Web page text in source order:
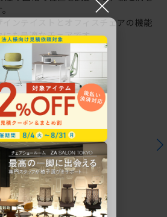
ンテイストとオフィスチェアの機能
も最適なチェアです。
注意事項